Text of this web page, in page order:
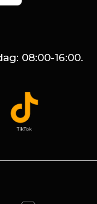
08:00-16:00.